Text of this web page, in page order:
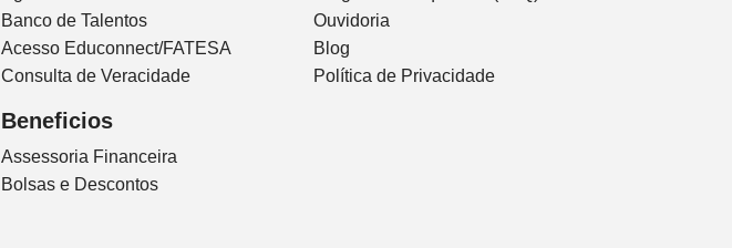
Banco de Talentos
Acesso Educonnect/FATESA
Consulta de Veracidade
Beneficios
Assessoria Financeira
Bolsas e Descontos
Ouvidoria
Blog
Política de Privacidade